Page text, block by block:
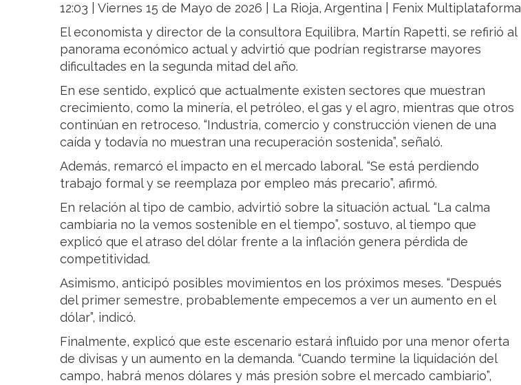
12:03 | Viernes 15 de Mayo de 2026 | La Rioja, Argentina | Fenix Multiplataforma
El economista y director de la consultora Equilibra, Martín Rapetti, se refirió al
panorama económico actual y advirtió que podrían registrarse mayores
dificultades en la segunda mitad del año.
En ese sentido, explicó que actualmente existen sectores que muestran
crecimiento, como la minería, el petróleo, el gas y el agro, mientras que otros
continúan en retroceso. “Industria, comercio y construcción vienen de una
caída y todavía no muestran una recuperación sostenida”, señaló.
Además, remarcó el impacto en el mercado laboral. “Se está perdiendo
trabajo formal y se reemplaza por empleo más precario”, afirmó.
En relación al tipo de cambio, advirtió sobre la situación actual. “La calma
cambiaria no la vemos sostenible en el tiempo”, sostuvo, al tiempo que
explicó que el atraso del dólar frente a la inflación genera pérdida de
competitividad.
Asimismo, anticipó posibles movimientos en los próximos meses. “Después
del primer semestre, probablemente empecemos a ver un aumento en el
dólar”, indicó.
Finalmente, explicó que este escenario estará influido por una menor oferta
de divisas y un aumento en la demanda. “Cuando termine la liquidación del
campo, habrá menos dólares y más presión sobre el mercado cambiario”,